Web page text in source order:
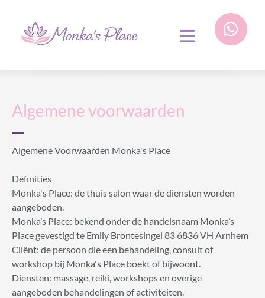
Algemene voorwaarden
Algemene Voorwaarden Monka's Place
Definities
Monka's Place: de thuis salon waar de diensten worden
aangeboden.
Monka’s Place: bekend onder de handelsnaam Monka’s
Place gevestigd te Emily Brontesingel 83 6836 VH Arnhem
Cliënt: de persoon die een behandeling, consult of
workshop bij Monka's Place boekt of bijwoont.
Diensten: massage, reiki, workshops en overige
aangeboden behandelingen of activiteiten.